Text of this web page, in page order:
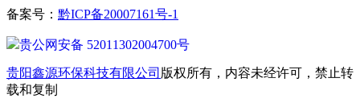
备案号： 黔ICP备20007161号-1
贵公网安备 52011302004700号
贵阳鑫源环保科技有限公司 版权所有，内容未经许可，禁止转
载和复制